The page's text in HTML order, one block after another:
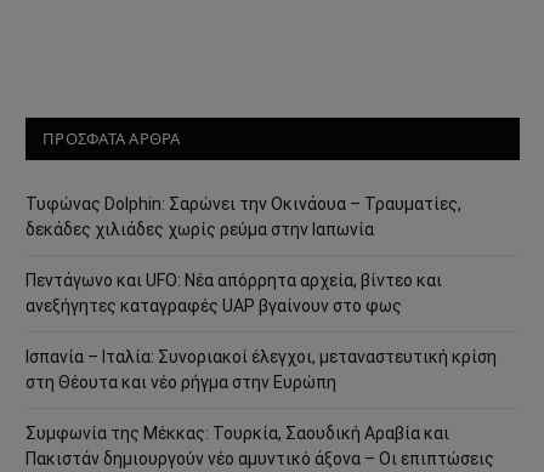
ΠΡΟΣΦΑΤΑ ΑΡΘΡΑ
Τυφώνας Dolphin: Σαρώνει την Οκινάουα – Τραυματίες,
δεκάδες χιλιάδες χωρίς ρεύμα στην Ιαπωνία
Πεντάγωνο και UFO: Νέα απόρρητα αρχεία, βίντεο και
ανεξήγητες καταγραφές UAP βγαίνουν στο φως
Ισπανία – Ιταλία: Συνοριακοί έλεγχοι, μεταναστευτική κρίση
στη Θέουτα και νέο ρήγμα στην Ευρώπη
Συμφωνία της Μέκκας: Τουρκία, Σαουδική Αραβία και
Πακιστάν δημιουργούν νέο αμυντικό άξονα – Οι επιπτώσεις